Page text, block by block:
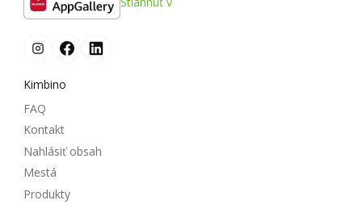
Kimbino
FAQ
Kontakt
Nahlásiť obsah
Mestá
Produkty